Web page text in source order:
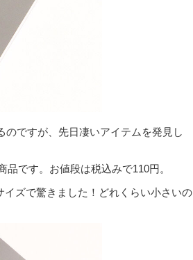
ですが、先日凄いアイテムを発見し
です。お値段は税込みで110円。
ズで驚きました！どれくらい小さいの